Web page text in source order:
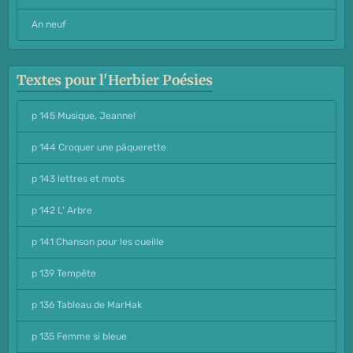
An neuf
Textes pour l'Herbier Poésies
p 145 Musique, Jeanne!
p 144 Croquer une pâquerette
p 143 lettres et mots
p 142 L' Arbre
p 141 Chanson pour les cueille
p 139 Tempête
p 136 Tableau de MarHak
p 135 Femme si bleue